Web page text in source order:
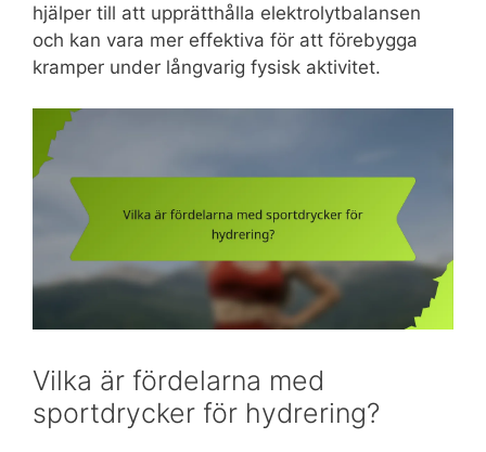
hjälper till att upprätthålla elektrolytbalansen
och kan vara mer effektiva för att förebygga
kramper under långvarig fysisk aktivitet.
Vilka är fördelarna med
sportdrycker för hydrering?